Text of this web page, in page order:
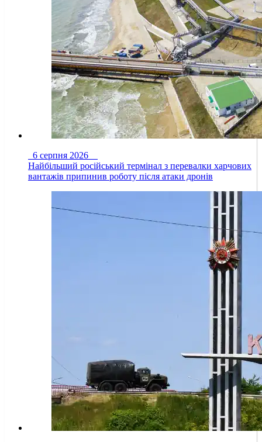
6 серпня 2026
Найбільший російський термінал з перевалки харчових
вантажів припинив роботу після атаки дронів